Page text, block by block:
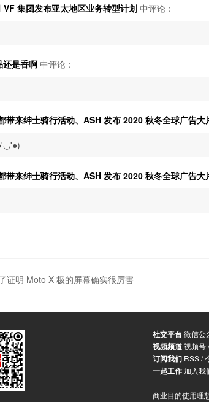
集团发布亚太地区业务转型计划 中评论：
还是香啊 中评论：
带来绅士骑行活动、ASH 发布 2020 秋冬全球广告大
带来绅士骑行活动、ASH 发布 2020 秋冬全球广告大
证明 Moto X 极的屏幕确实很厉害
社交平台微信公
视频频道视频号
订阅我们 RSS/
一起工作加入我
商业目的使用理